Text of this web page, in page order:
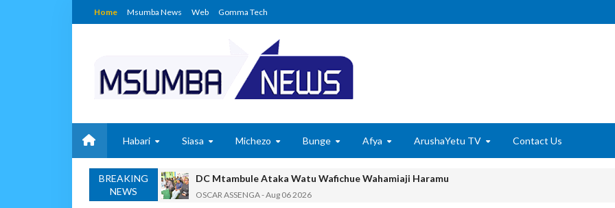
Home Msumba News Web Gomma Tech
Habari Siasa Michezo Bunge Afya ArushaYetu TV Contact Us
BREAKING
NEWS
Maisha Yangu Yalikuwa Kwenye Giza Nikiwa Sijui Mwelekeo Wala Milango Yangu Ya
Zawadi-Aug 06 2026